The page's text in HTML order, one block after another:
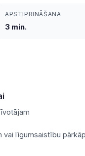
APSTIPRINĀŠANA
3 min.
līgumsaistību